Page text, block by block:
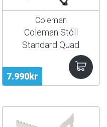
7.990kr
Coleman
Coleman Stóll
Standard Quad